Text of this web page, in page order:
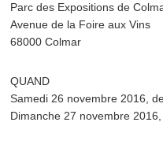
Parc des Expositions de
Avenue de la Foire aux Vins
68000 Colmar
QUAND
Samedi 26 novembre 2016,
Dimanche 27 novembre